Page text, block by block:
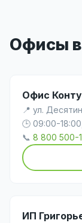
Офисы в
Офис
📍 ул.
🕒 09:00-
📞 8 800 500-
ИП